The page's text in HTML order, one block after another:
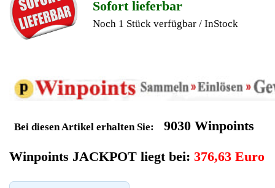
Siemens Kaffeevollautomat
Ersatzteilegewinnung